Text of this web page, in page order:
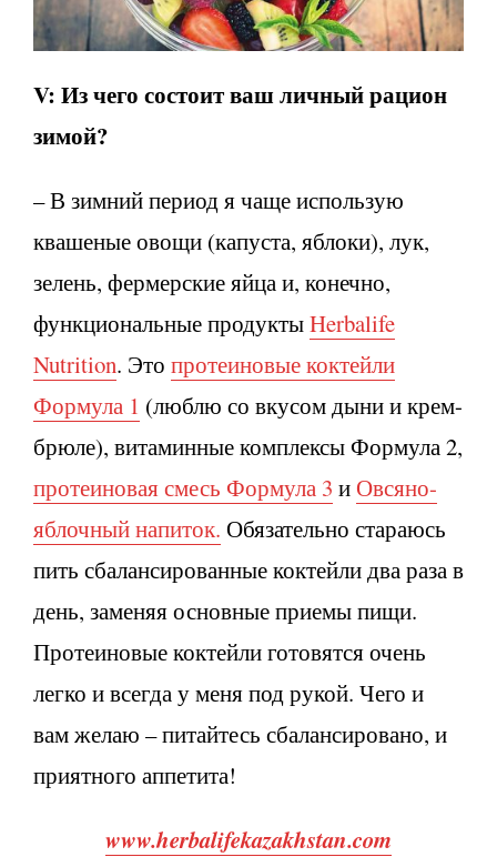
V: Из чего состоит ваш личный рацион
зимой?
– В зимний период я чаще использую
квашеные овощи (капуста, яблоки), лук,
зелень, фермерские яйца и, конечно,
функциональные продуктыHerbalife
Nutrition. Это протеиновые коктейли
Формула 1 (люблю со вкусом дыни и крем-
брюле), витаминные комплексы Формула 2,
протеиновая смесь Формула 3 и Овсяно-
яблочный напиток. Обязательно стараюсь
пить сбалансированные коктейли два раза в
день, заменяя основные приемы пищи.
Протеиновые коктейли готовятся очень
легко и всегда у меня под рукой. Чего и
вам желаю – питайтесь сбалансировано, и
приятного аппетита!
www.herbalifekazakhstan.com